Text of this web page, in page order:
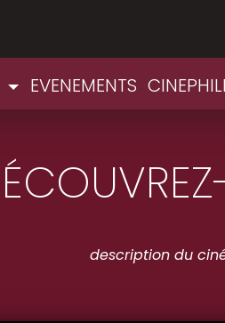
EVENEMENTS
description du